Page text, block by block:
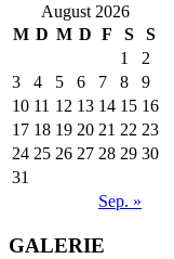
August 2026
M D M D F S S
Sep. »
1
2
3
4 5 6 7 8
9
10 11 12 13 14 15 16
17 18 19 20 21 22 23
24 25 26 27 28 29 30
31
GALERIE